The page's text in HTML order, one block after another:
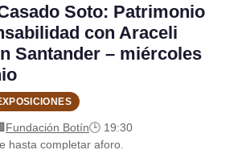
Soto: Patrimonio
con Araceli
Santander – miércoles
Fundación Botín🕒 19:30
hasta completar aforo.